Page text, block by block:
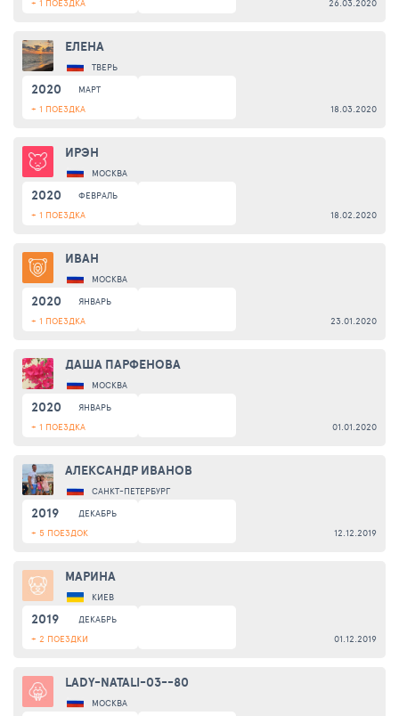
+ 1 ПОЕЗДКА
26.03.2020
ЕЛЕНА
ТВЕРЬ
2020
МАРТ
+ 1 ПОЕЗДКА
18.03.2020
ИРЭН
МОСКВА
2020
ФЕВРАЛЬ
+ 1 ПОЕЗДКА
18.02.2020
ИВАН
МОСКВА
2020
ЯНВАРЬ
+ 1 ПОЕЗДКА
23.01.2020
ДАША ПАРФЕНОВА
МОСКВА
2020
ЯНВАРЬ
+ 1 ПОЕЗДКА
01.01.2020
АЛЕКСАНДР ИВАНОВ
САНКТ-ПЕТЕРБУРГ
2019
ДЕКАБРЬ
+ 5 ПОЕЗДОК
12.12.2019
МАРИНА
КИЕВ
2019
ДЕКАБРЬ
+ 2 ПОЕЗДКИ
01.12.2019
LADY-NATALI-03--80
МОСКВА